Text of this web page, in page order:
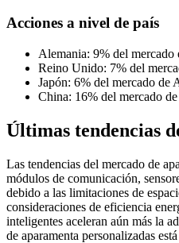
Acciones a nivel de país
Alemania: 9% del mercado
Reino Unido: 7% del
Japón: 6% del mercado de
China: 16% del mercado
Últimas tendencias
Las tendencias del mercado de
módulos de comunicación,
debido a las limitaciones de
consideraciones de eficiencia
inteligentes aceleran aún más la
de aparamenta personalizadas